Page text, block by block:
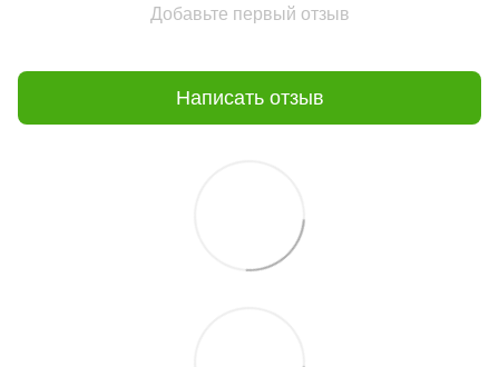
Добавьте первый отзыв
Написать отзыв